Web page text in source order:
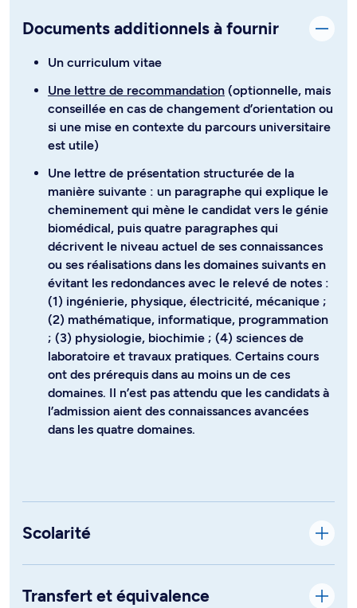
Documents additionnels à fournir
Un curriculum vitae
Une lettre de recommandation (optionnelle, mais
conseillée en cas de changement d’orientation ou
si une mise en contexte du parcours universitaire
est utile)
Une lettre de présentation structurée de la
manière suivante : un paragraphe qui explique le
cheminement qui mène le candidat vers le génie
biomédical, puis quatre paragraphes qui
décrivent le niveau actuel de ses connaissances
ou ses réalisations dans les domaines suivants en
évitant les redondances avec le relevé de notes :
(1) ingénierie, physique, électricité, mécanique ;
(2) mathématique, informatique, programmation
; (3) physiologie, biochimie ; (4) sciences de
laboratoire et travaux pratiques. Certains cours
ont des prérequis dans au moins un de ces
domaines. Il n’est pas attendu que les candidats à
l’admission aient des connaissances avancées
dans les quatre domaines.
Scolarité
Transfert et équivalence